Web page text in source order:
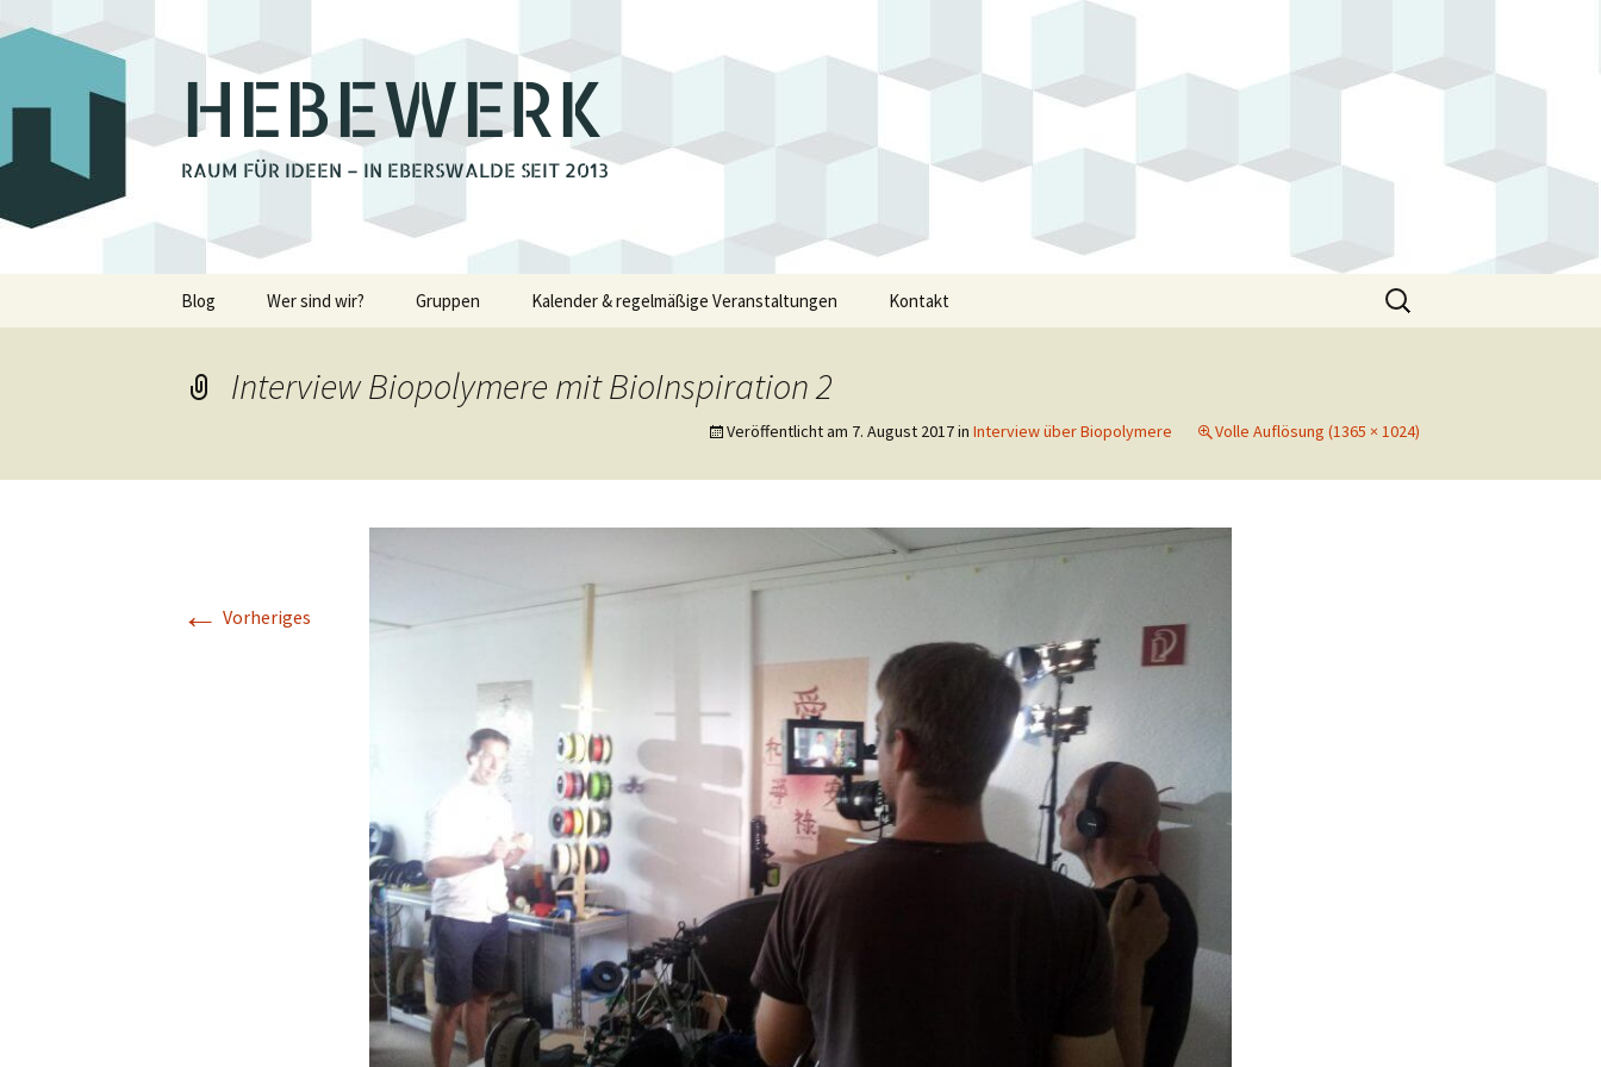
HEBEWERK
RAUM FÜR IDEEN – IN EBERSWALDE SEIT 2013
Inhalt
Blog Wer sind wir? Gruppen
Fotoclub Eberswalde
Nähstübchen
Die Strick- und
Häkelmädels
(Mittwochsgruppe)
(Donnerstags 10 uhr
Gruppe)
Stricken für jung und alt
(Donnerstags 14 uhr
Gruppe)
Tabletop
Werbellinseegnitzen
Kalender & regelmäßige Veranstaltungen Kontakt
Suchen
nach:
Interview Biopolymere mit BioInspiration 2
Veröffentlicht am 7. August 2017in Interview über Biopolymere Volle Auflösung (1365 × 1024)
← Vorheriges